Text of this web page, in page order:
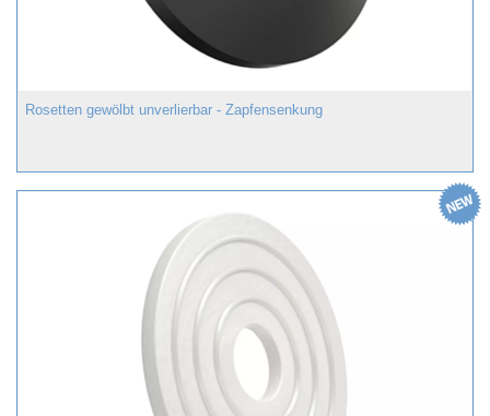
Rosetten gewölbt unverlierbar - Zapfensenkung